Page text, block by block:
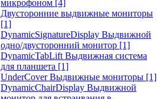
микрофоном [4]
Двусторонние выдвижные мониторы
[1]
DynamicSignatureDisplay Выдвижной
одно/двусторонний монитор [1]
DynamicTabLift Выдвижная система
для планшета [1]
UnderCover Выдвижные мониторы [1]
DynamicChairDisplay Выдвижной